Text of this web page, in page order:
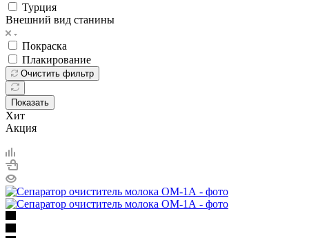
Турция
Внешний вид станины
Покраска
Плакирование
Очистить фильтр
Показать
Хит
Акция